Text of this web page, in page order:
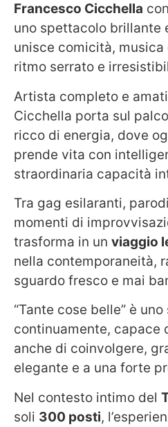
Francesco Cicchella
uno spettacolo brillante
unisce comicità, musica
ritmo serrato e
Artista completo e
Cicchella porta sul
ricco di energia, dove
prende vita con
straordinaria capacità
Tra gag esilaranti,
momenti di
trasforma in un viaggio
nella contemporaneità,
sguardo fresco e mai
“Tante cose belle” è
continuamente, capace
anche di coinvolgere,
elegante e a una forte
Nel contesto intimo del
soli 300 posti,